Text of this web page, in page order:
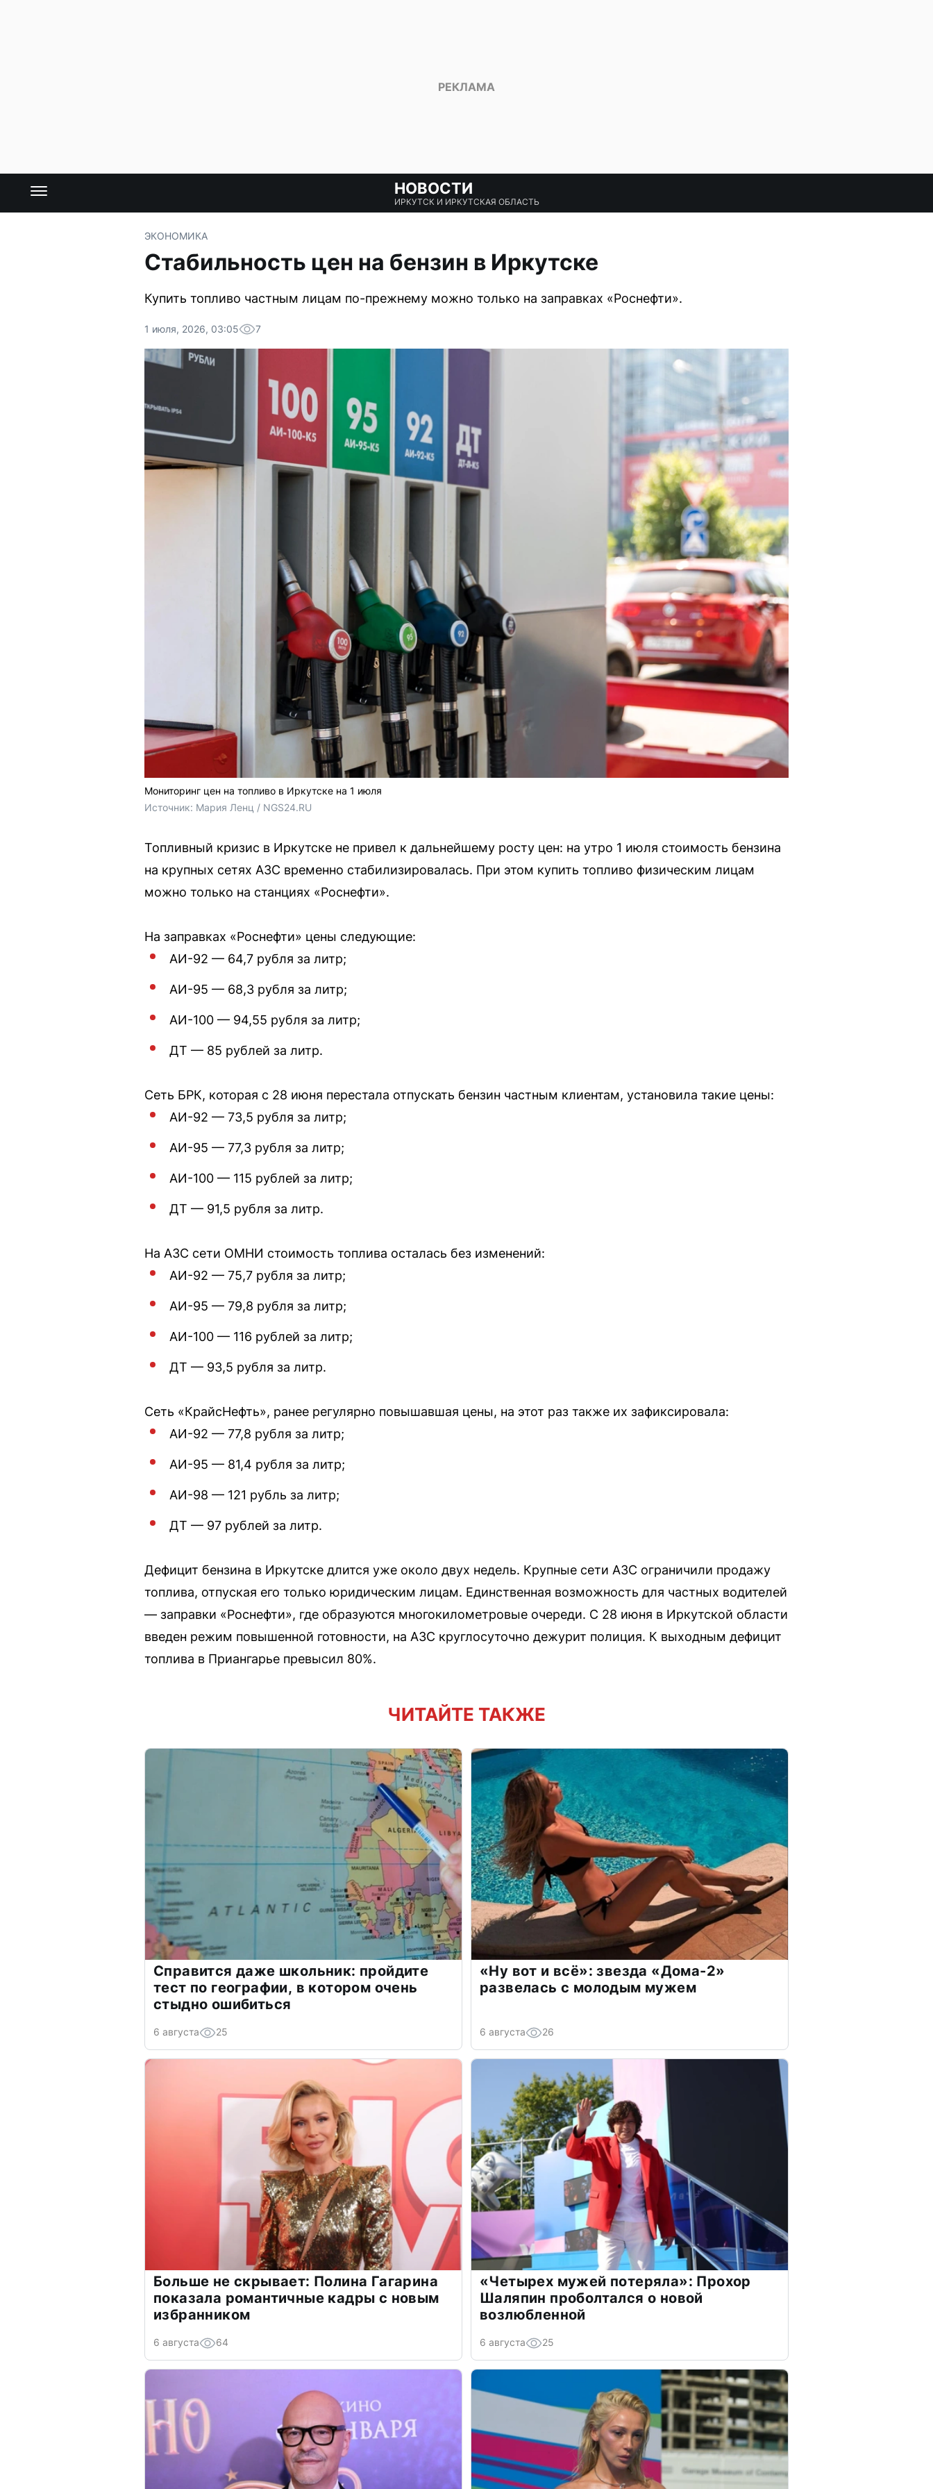
НОВОСТИ
ИРКУТСК И ИРКУТСКАЯ ОБЛАСТЬ
ЭКОНОМИКА
Стабильность цен на бензин в Иркутске
Купить топливо частным лицам по-прежнему можно только на заправках «Роснефти».
1 июля, 2026, 03:05 7
Мониторинг цен на топливо в Иркутске на 1 июля
Источник: Мария Ленц / NGS24.RU
Топливный кризис в Иркутске не привел к дальнейшему росту цен: на утро 1 июля стоимость бензина
на крупных сетях АЗС временно стабилизировалась. При этом купить топливо физическим лицам
можно только на станциях «Роснефти».
На заправках «Роснефти» цены следующие:
АИ-92 — 64,7 рубля за литр;
АИ-95 — 68,3 рубля за литр;
АИ-100 — 94,55 рубля за литр;
ДТ — 85 рублей за литр.
Сеть БРК, которая с 28 июня перестала отпускать бензин частным клиентам, установила такие цены:
АИ-92 — 73,5 рубля за литр;
АИ-95 — 77,3 рубля за литр;
АИ-100 — 115 рублей за литр;
ДТ — 91,5 рубля за литр.
На АЗС сети ОМНИ стоимость топлива осталась без изменений:
АИ-92 — 75,7 рубля за литр;
АИ-95 — 79,8 рубля за литр;
АИ-100 — 116 рублей за литр;
ДТ — 93,5 рубля за литр.
Сеть «КрайсНефть», ранее регулярно повышавшая цены, на этот раз также их зафиксировала:
АИ-92 — 77,8 рубля за литр;
АИ-95 — 81,4 рубля за литр;
АИ-98 — 121 рубль за литр;
ДТ — 97 рублей за литр.
Дефицит бензина в Иркутске длится уже около двух недель. Крупные сети АЗС ограничили продажу
топлива, отпуская его только юридическим лицам. Единственная возможность для частных водителей
— заправки «Роснефти», где образуются многокилометровые очереди. С 28 июня в Иркутской области
введен режим повышенной готовности, на АЗС круглосуточно дежурит полиция. К выходным дефицит
топлива в Приангарье превысил 80%.
ЧИТАЙТЕ ТАКЖЕ
Справится даже школьник: пройдите
тест по географии, в котором очень
стыдно ошибиться
6 августа 25
«Ну вот и всё»: звезда «Дома-2»
развелась с молодым мужем
6 августа 26
Больше не скрывает: Полина Гагарина
показала романтичные кадры с новым
избранником
6 августа 64
«Четырех мужей потеряла»: Прохор
Шаляпин проболтался о новой
возлюбленной
6 августа 25